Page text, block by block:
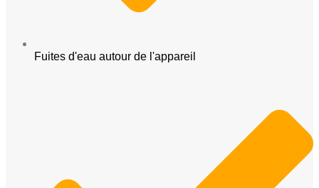
Fuites d'eau autour de l'appareil